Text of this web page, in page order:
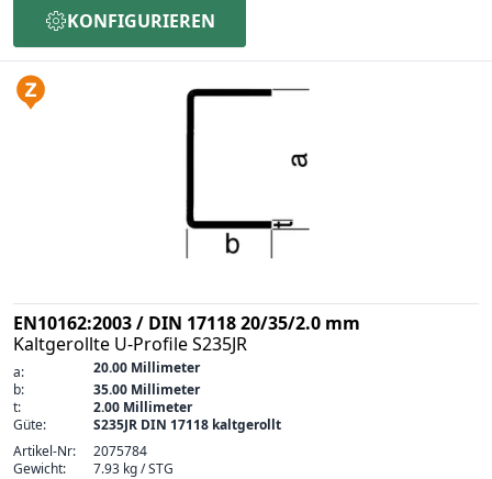
KONFIGURIEREN
EN10162:2003 / DIN 17118 20/35/2.0 mm
Kaltgerollte U-Profile S235JR
a:
20.00 Millimeter
b:
35.00 Millimeter
t:
2.00 Millimeter
Güte:
S235JR DIN 17118 kaltgerollt
Artikel-Nr:
2075784
Gewicht:
7.93 kg / STG